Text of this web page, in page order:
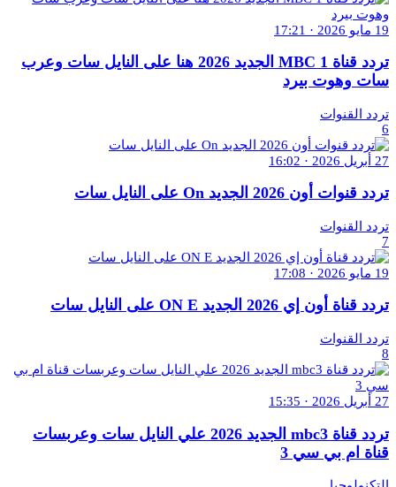
19 مايو 2026 · 17:21
تردد قناة MBC 1 الجديد 2026 هنا على النايل سات وعرب
سات وهوت بيرد
تردد القنوات
6
27 أبريل 2026 · 16:02
تردد قنوات أون 2026 الجديد On على النايل سات
تردد القنوات
7
19 مايو 2026 · 17:08
تردد قناة أون إي 2026 الجديد ON E على النايل سات
تردد القنوات
8
27 أبريل 2026 · 15:35
تردد قناة mbc3 الجديد 2026 علي النايل سات وعربسات
قناة ام بي سي 3